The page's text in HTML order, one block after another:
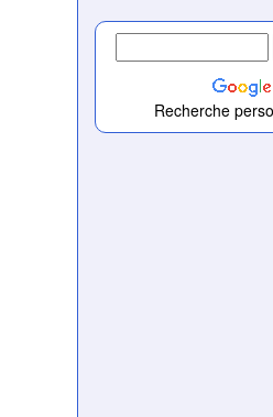
Recherche